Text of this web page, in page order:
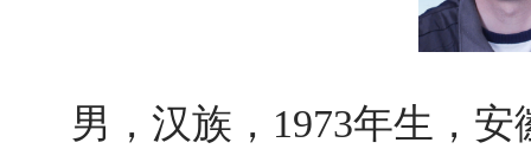
男，汉族，1973年生，